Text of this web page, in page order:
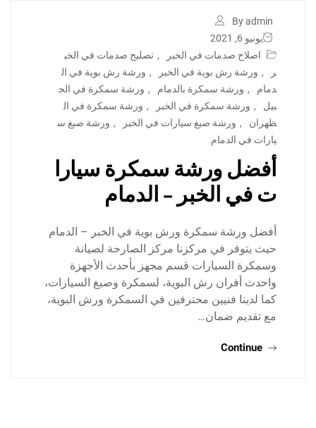
By admin
يونيو 6, 2021
اصلاح صدمات في الخبر
, تصليح صدمات في الخب
ر
, ورشة رش بوية في الخبر , ورشة رش بوية في ال
دمام
, ورشة سمكرة بالدمام , ورشة سمكرة في الج
بيل
, ورشة سمكرة في الخبر , ورشة سمكرة في ال
ظهران
, ورشة صبغ سيارات في الخبر , ورشة صبغ س
يارات في الدمام
أفضل ورشة سمكرة سيارا
ت في الخبر – الدمام
أفضل ورشة سمكرة ورش بوية في الخبر – الدمام
حيث يتوفر في مركزنا مركز الصارحة لصيانة
وسمكرة السيارات قسم مجهز بأحدث الأجهزة
واحدث أفران رش البوية، لسمكرة وصبغ السيارات،
كما لدينا فنيين محترفين في السمكرة ورش البوية،
مع تقديم ضمان…
Continue